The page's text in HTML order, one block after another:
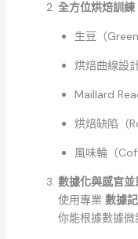
全方位烘焙訓練
生豆（
烘焙曲線設
Maillard
烘焙缺陷（
風味輪（
數據化與感官並
使用專業 數據
你能根據數據微